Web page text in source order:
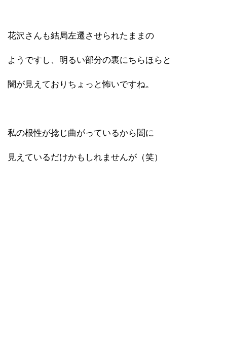
花沢さんも結局左遷させられたままの
ようですし、明るい部分の裏にちらほらと
闇が見えておりちょっと怖いですね。
私の根性が捻じ曲がっているから闇に
見えているだけかもしれませんが（笑）